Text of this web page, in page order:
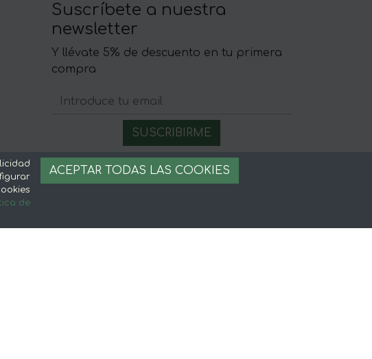
Suscríbete a nuestra
newsletter
Y llévate 5% de descuento en tu primera
compra
Legal
de
ACEPTAR TODAS LAS COOKIES